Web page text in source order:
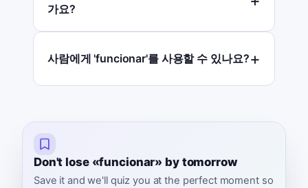
가요?
사람에게 'funcionar'를 사용할 수 있나요?
Don't lose «funcionar» by tomorrow
Save it and we'll quiz you at the perfect moment so